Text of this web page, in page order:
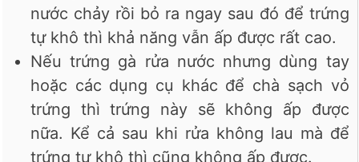
nước chảy rồi bỏ ra ngay sau đó để trứng
tự khô thì khả năng vẫn ấp được rất cao.
Nếu trứng gà rửa nước nhưng dùng tay
hoặc các dụng cụ khác để chà sạch vỏ
trứng thì trứng này sẽ không ấp được
nữa. Kể cả sau khi rửa không lau mà để
trứng tự khô thì cũng không ấp được.